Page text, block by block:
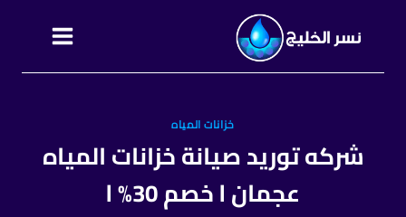
خزانات المياه
شركه توريد صيانة خزانات المياه
عجمان l خصم 30% l